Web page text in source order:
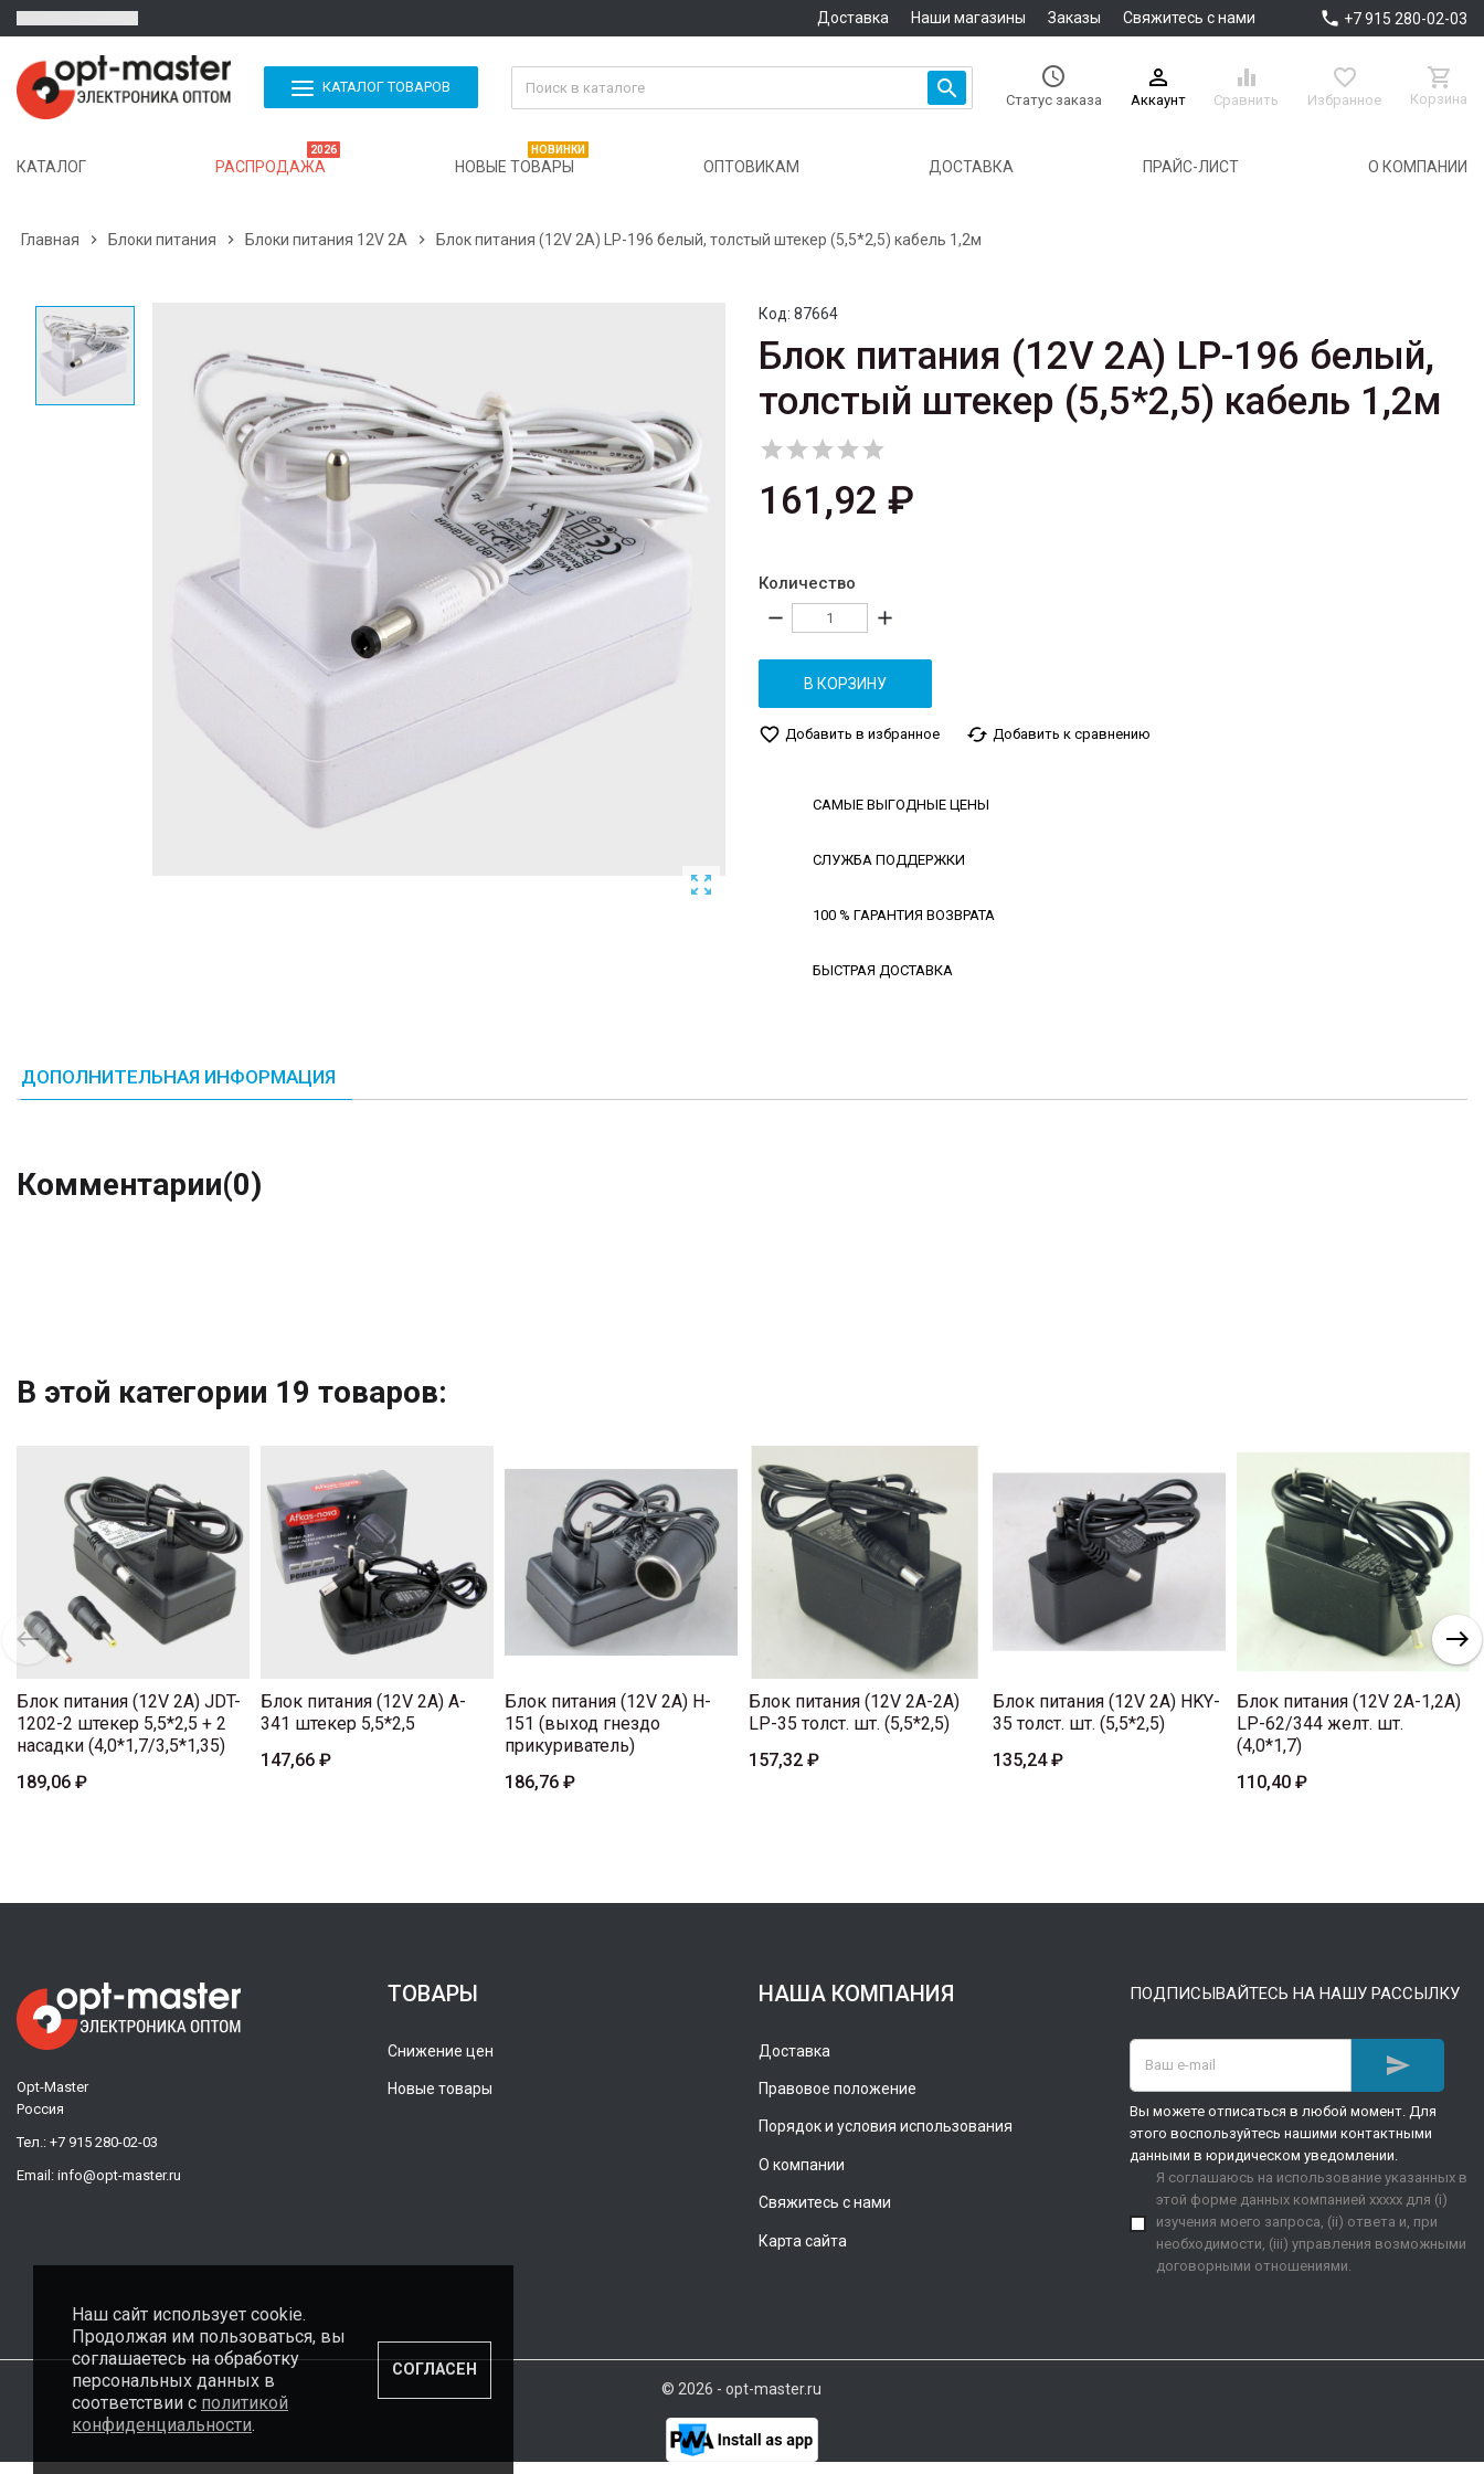
Доставка Наши магазины Заказы Свяжитесь с нами  +7 915 280-02-03
КАТАЛОГ ТОВАРОВ  
Статус заказа

Аккаунт

Сравнить

Избранное

Корзина
КАТАЛОГ РАСПРОДАЖА
2026
НОВЫЕ ТОВАРЫ
НОВИНКИ
ОПТОВИКАМ ДОСТАВКА ПРАЙС-ЛИСТ О КОМПАНИИ
Главная  Блоки питания  Блоки питания 12V 2A  Блок питания (12V 2A) LP-196 белый, толстый штекер (5,5*2,5) кабель 1,2м

Код: 87664
Блок питания (12V 2A) LP-196 белый,
толстый штекер (5,5*2,5) кабель 1,2м

161,92 ₽
Количество
remove add
В КОРЗИНУ
favorite_border Добавить в избранное cached Добавить к сравнению
САМЫЕ ВЫГОДНЫЕ ЦЕНЫ
СЛУЖБА ПОДДЕРЖКИ
100 % ГАРАНТИЯ ВОЗВРАТА
БЫСТРАЯ ДОСТАВКА
ДОПОЛНИТЕЛЬНАЯ ИНФОРМАЦИЯ
Комментарии(0)
В этой категории 19 товаров:
Блок питания (12V 2A) JDT-
1202-2 штекер 5,5*2,5 + 2
насадки (4,0*1,7/3,5*1,35)
189,06 ₽
Блок питания (12V 2A) A-
341 штекер 5,5*2,5
147,66 ₽
Блок питания (12V 2A) H-
151 (выход гнездо
прикуриватель)
186,76 ₽
Блок питания (12V 2A-2A)
LP-35 толст. шт. (5,5*2,5)
157,32 ₽
Блок питания (12V 2A) HKY-
35 толст. шт. (5,5*2,5)
135,24 ₽
Блок питания (12V 2A-1,2A)
LP-62/344 желт. шт.
(4,0*1,7)
110,40 ₽
Opt-Master
Россия
Тел.: +7 915 280-02-03
Email: info@opt-master.ru
ТОВАРЫ
Снижение цен
Новые товары
НАША КОМПАНИЯ
Доставка
Правовое положение
Порядок и условия использования
О компании
Свяжитесь с нами
Карта сайта
ПОДПИСЫВАЙТЕСЬ НА НАШУ РАССЫЛКУ

Вы можете отписаться в любой момент. Для
этого воспользуйтесь нашими контактными
данными в юридическом уведомлении.
Я соглашаюсь на использование указанных в
этой форме данных компанией xxxxx для (i)
изучения моего запроса, (ii) ответа и, при
необходимости, (iii) управления возможными
договорными отношениями.
© 2026 - opt-master.ru
Наш сайт использует cookie.
Продолжая им пользоваться, вы
соглашаетесь на обработку
персональных данных в
соответствии с политикой
конфиденциальности.
СОГЛАСЕН